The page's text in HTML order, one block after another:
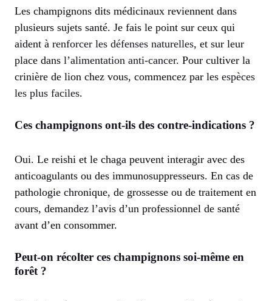
Les champignons dits médicinaux reviennent dans
plusieurs sujets santé. Je fais le point sur ceux qui
aident à renforcer les défenses naturelles, et sur leur
place dans l’alimentation anti-cancer. Pour cultiver la
crinière de lion chez vous, commencez par les espèces
les plus faciles.
Ces champignons ont-ils des contre-indications ?
Oui. Le reishi et le chaga peuvent interagir avec des
anticoagulants ou des immunosuppresseurs. En cas de
pathologie chronique, de grossesse ou de traitement en
cours, demandez l’avis d’un professionnel de santé
avant d’en consommer.
Peut-on récolter ces champignons soi-même en
forêt ?